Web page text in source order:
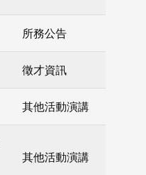
所務公告
徵才資訊
其他活動演講
其他活動演講